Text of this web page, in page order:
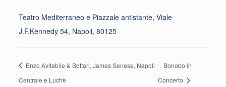
Teatro Mediterraneo e Piazzale antistante, Viale
J.F.Kennedy 54, Napoli, 80125
Enzo Avitabile & Bottari, James Senese, Napoli
Centrale e Luchè
Bonobo in
Concerto